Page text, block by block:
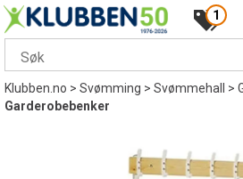
1
Klubben.no>Svømming>Svømmehall >
Garderobebenker